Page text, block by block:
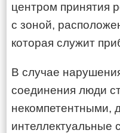
центром принятия
с зоной,
которая служит
В случае
соединения люди
некомпетентными,
интеллектуальные